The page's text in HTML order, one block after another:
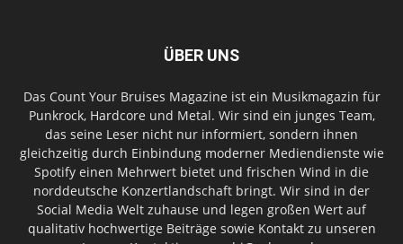
ÜBER UNS
Das Count Your Bruises Magazine ist ein Musikmagazin für
Punkrock, Hardcore und Metal. Wir sind ein junges Team,
das seine Leser nicht nur informiert, sondern ihnen
gleichzeitig durch Einbindung moderner Mediendienste wie
Spotify einen Mehrwert bietet und frischen Wind in die
norddeutsche Konzertlandschaft bringt. Wir sind in der
Social Media Welt zuhause und legen großen Wert auf
qualitativ hochwertige Beiträge sowie Kontakt zu unseren